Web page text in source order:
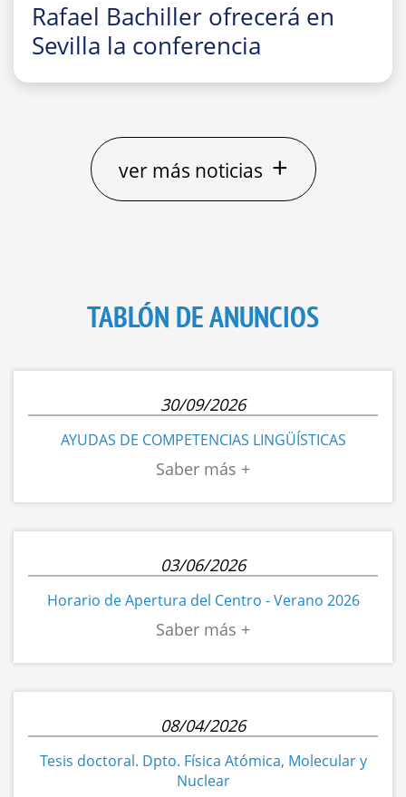
Rafael Bachiller ofrecerá en
Sevilla la conferencia
divulgativa“El gran Trío de
y 2028: cómo, dónde y cuándo
observarlos”ver más noticias +
TABLÓN DE ANUNCIOS
30/09/2026
AYUDAS DE COMPETENCIAS LINGÜÍSTICAS
03/06/2026
Horario de Apertura del Centro - Verano 2026
08/04/2026
Tesis doctoral. Dpto. Física Atómica, Molecular y
Nuclear